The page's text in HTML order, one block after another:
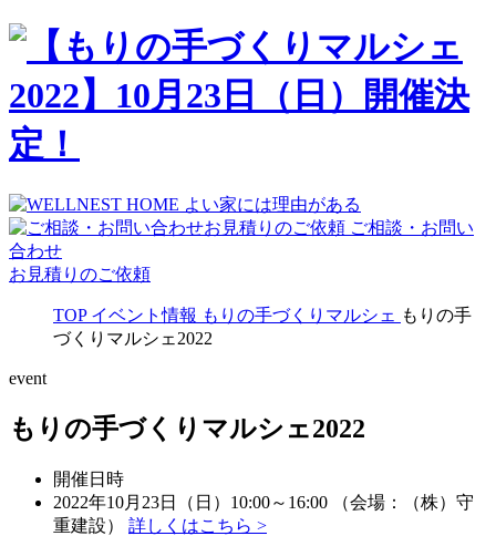
ご相談・お問い
合わせ
お見積りのご依頼
TOP イベント情報 もりの手づくりマルシェ もりの手
づくりマルシェ2022
event
もりの手づくりマルシェ2022
開催日時
2022年10月23日（日）10:00～16:00 （会場：（株）守
重建設） 詳しくはこちら >